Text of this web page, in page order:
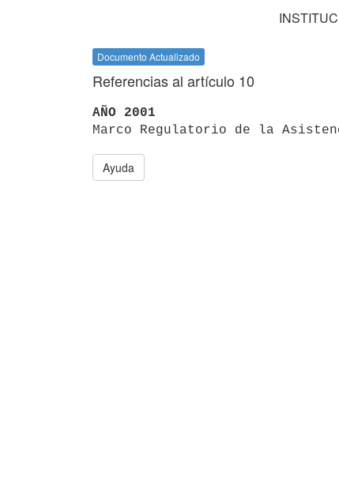
Documento Actualizado
Referencias al artículo 10
AÑO 2001
Marco Regulatorio de la
Ayuda